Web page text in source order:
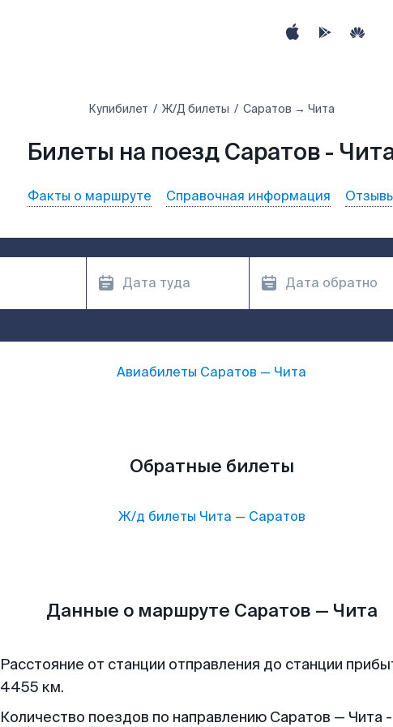
Купибилет Ж/Д билеты Саратов → Чита
Билеты на поезд Саратов -
Факты о маршруте Справочная информация
Авиабилеты Саратов — Чита
Обратные билеты
Ж/д билеты Чита — Саратов
Данные о маршруте Саратов — Чита
Расстояние от станции отправления до станции
4455 км.
Количество поездов по направлению Саратов — Чита